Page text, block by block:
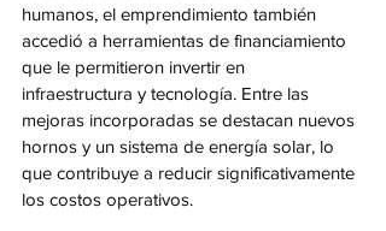
humanos, el emprendimiento también
accedió a herramientas de financiamiento
que le permitieron invertir en
infraestructura y tecnología. Entre las
mejoras incorporadas se destacan nuevos
hornos y un sistema de energía solar, lo
que contribuye a reducir significativamente
los costos operativos.